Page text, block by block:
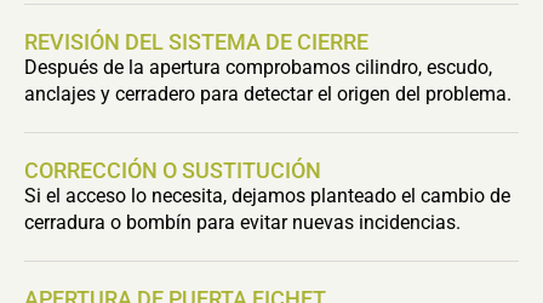
REVISIÓN DEL SISTEMA DE CIERRE
Después de la apertura comprobamos cilindro, escudo,
anclajes y cerradero para detectar el origen del problema.
CORRECCIÓN O SUSTITUCIÓN
Si el acceso lo necesita, dejamos planteado el cambio de
cerradura o bombín para evitar nuevas incidencias.